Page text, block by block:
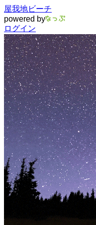
屋我地ビーチ
powered by
ログイン